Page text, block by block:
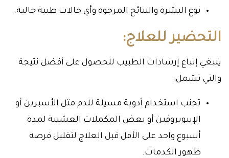
نوع البشرة والنتائج المرجوة وأي حالات طبية حالية.
التحضير للعلاج:
ينبغي إتباع إرشادات الطبيب للحصول على أفضل نتيجة
والتي تشمل:
تجنب استخدام أدوية مسيلة للدم مثل الأسبرين أو
الإيبوبروفين أو بعض المكملات العشبية لمدة
أسبوع واحد على الأقل قبل العلاج لتقليل فرصة
ظهور الكدمات.